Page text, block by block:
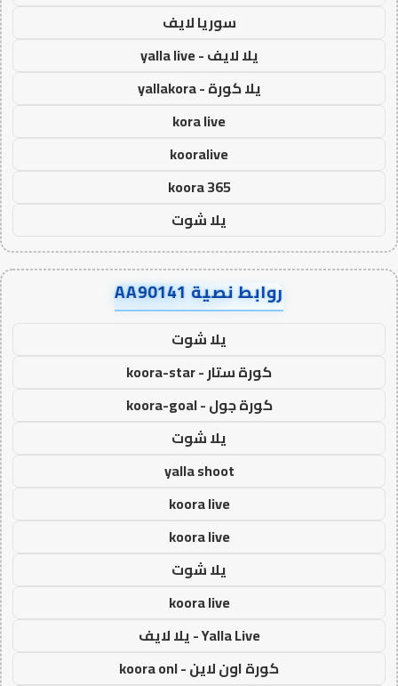
سوريا لايف
يلا لايف - yalla live
يلا كورة - yallakora
kora live
kooralive
koora 365
يلا شوت
روابط نصية AA90141
يلا شوت
كورة ستار - koora-star
كورة جول - koora-goal
يلا شوت
yalla shoot
koora live
koora live
يلا شوت
koora live
Yalla Live - يلا لايف
كورة اون لاين - koora onl